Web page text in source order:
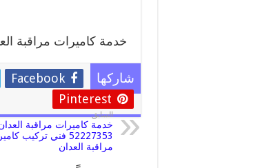
خدمة كاميرات مراقبة
شاركها Facebook
Pinterest
السابق
خدمة كاميرات مراقبة
52227353 فني تركيب
مراقبة العدان